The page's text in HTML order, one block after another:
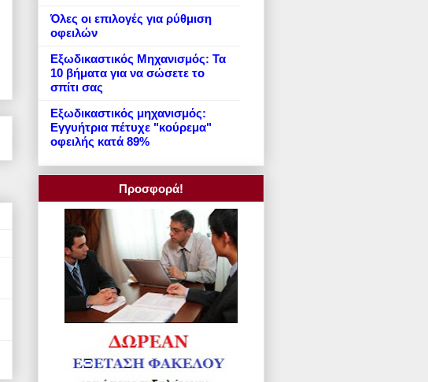
Όλες οι επιλογές για ρύθμιση
οφειλών
Εξωδικαστικός Μηχανισμός: Τα
10 βήματα για να σώσετε το
σπίτι σας
Εξωδικαστικός μηχανισμός:
Εγγυήτρια πέτυχε "κούρεμα"
οφειλής κατά 89%
Προσφορά!